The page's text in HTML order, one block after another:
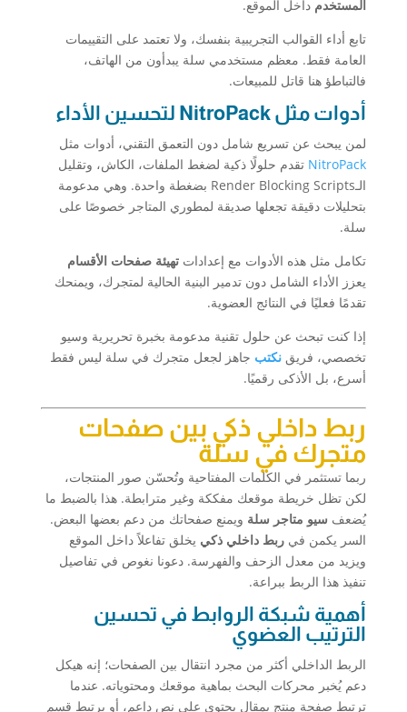
المستخدم داخل الموقع.
تابع أداء القوالب التجريبية بنفسك، ولا تعتمد على التقييمات
العامة فقط. معظم مستخدمي سلة يبدأون من الهاتف،
فالتباطؤ هنا قاتل للمبيعات.
أدوات مثل NitroPack لتحسين الأداء
لمن يبحث عن تسريع شامل دون التعمق التقني، أدوات مثل
NitroPack تقدم حلولًا ذكية لضغط الملفات، الكاش، وتقليل
الـRender Blocking Scripts بضغطة واحدة. وهي مدعومة
بتحليلات دقيقة تجعلها صديقة لمطوري المتاجر خصوصًا على
سلة.
تكامل مثل هذه الأدوات مع إعدادات تهيئة صفحات الأقسام
يعزز الأداء الشامل دون تدمير البنية الحالية لمتجرك، ويمنحك
تقدمًا فعليًا في النتائج العضوية.
إذا كنت تبحث عن حلول تقنية مدعومة بخبرة تحريرية وسيو
تخصصي، فريق نكتب جاهز لجعل متجرك في سلة ليس فقط
أسرع، بل الأذكى رقميًا.
ربط داخلي ذكي بين صفحات
متجرك في سلة
ربما تستثمر في الكلمات المفتاحية وتُحسّن صور المنتجات،
لكن تظل خريطة موقعك مفككة وغير مترابطة. هذا بالضبط ما
يُضعف سيو متاجر سلة ويمنع صفحاتك من دعم بعضها البعض.
السر يكمن في ربط داخلي ذكي يخلق تفاعلاً داخل الموقع
ويزيد من معدل الزحف والفهرسة. دعونا نغوص في تفاصيل
تنفيذ هذا الربط ببراعة.
أهمية شبكة الروابط في تحسين
الترتيب العضوي
الربط الداخلي أكثر من مجرد انتقال بين الصفحات؛ إنه هيكل
دعم يُخبر محركات البحث بماهية موقعك ومحتوياته. عندما
ترتبط صفحة منتج بمقال يحتوي على نص داعم، أو يرتبط قسم